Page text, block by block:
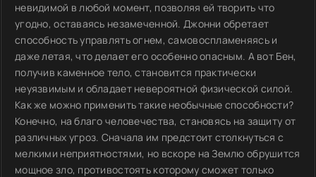
невидимой в любой момент, позволяя ей творить что
угодно, оставаясь незамеченной. Джонни обретает
способность управлять огнем, самовоспламеняясь и
даже летая, что делает его особенно опасным. А вот Бен,
получив каменное тело, становится практически
неуязвимым и обладает невероятной физической силой.
Как же можно применить такие необычные способности?
Конечно, на благо человечества, становясь на защиту от
различных угроз. Сначала им предстоит столкнуться с
мелкими неприятностями, но вскоре на Землю обрушится
мощное зло, противостоять которому сможет только